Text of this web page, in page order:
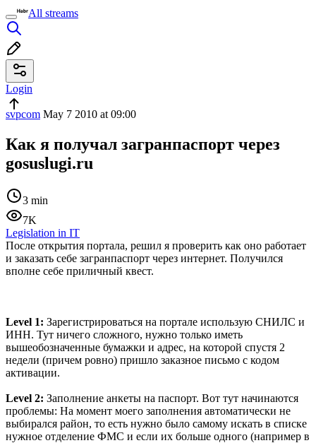
All streams
Login
svpcom May 7 2010 at 09:00
Как я получал загранпаспорт через
gosuslugi.ru
3 min
7K
Legislation in IT
После открытия портала, решил я проверить как оно работает
и заказать себе загранпаспорт через интернет. Получился
вполне себе приличный квест.
Level 1: Зарегистрироваться на портале использую СНИЛС и
ИНН. Тут ничего сложного, нужно только иметь
вышеобозначенные бумажки и адрес, на которой спустя 2
недели (причем ровно) пришло заказное письмо с кодом
активации.
Level 2: Заполнение анкеты на паспорт. Вот тут начинаются
проблемы: На момент моего заполнения автоматически не
выбирался район, то есть нужно было самому искать в списке
нужное отделение ФМС и если их больше одного (например в